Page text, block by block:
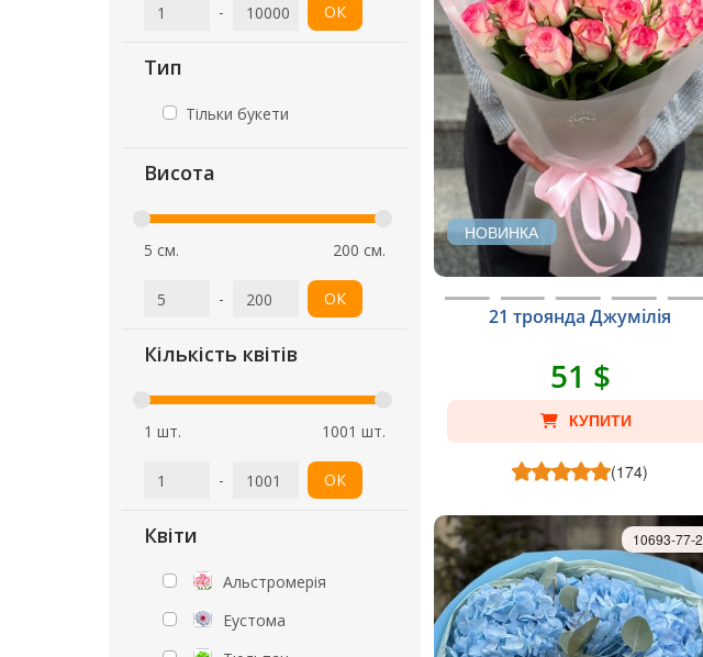
- ОК
Тип
Тільки букети
Висота
5 см. 200 см.
- ОК
Кількість квітів
1 шт. 1001 шт.
- ОК
Квіти
Альстромерія
Еустома
НОВИНКА
21 троянда Джумілія
51 $
КУПИТИ
(174)
10693-77-2